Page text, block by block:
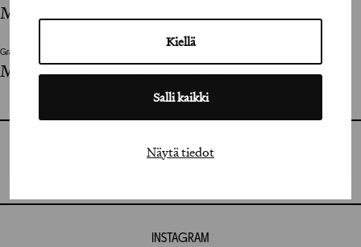
Kiellä
Salli kaikki
Näytä tiedot
Milena Huhta ja Jungmyung Lee
Graafinen suunnittelija / Graphic Designer
Milena Huhta ja Jungmyung Lee
INSTAGRAM